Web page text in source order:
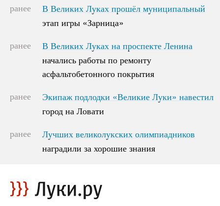
ранее
В Великих Луках прошёл муниципальный
этап игры «Зарница»
В Великих Луках прошёл муниципальный
этап игры «Зарница»
ранее
В Великих Луках на проспекте Ленина
начались работы по ремонту
асфальтобетонного покрытия
В Великих Луках на проспекте Ленина
начались работы по ремонту
асфальтобетонного покрытия
ранее
Экипаж подлодки «Великие Луки» навестил
город на Ловати
Экипаж подлодки «Великие Луки» навестил
город на Ловати
ранее
Лучших великолукских олимпиадников
наградили за хорошие знания
Лучших великолукских олимпиадников
наградили за хорошие знания